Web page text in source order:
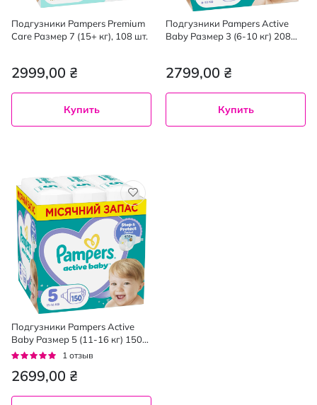
Подгузники Pampers Premium
Care Размер 7 (15+ кг), 108 шт.
2999,00 ₴
Купить
Подгузники Pampers Active
Baby Размер 3 (6-10 кг) 208
2799,00 ₴
Купить
Подгузники Pampers Active
Baby Размер 5 (11-16 кг) 150
шт.
Рейтинг:
1 отзыв
2699,00 ₴